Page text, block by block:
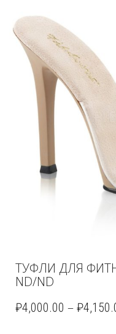
ТУФЛИ ДЛЯ
ND/ND
₽4,000.00 – ₽